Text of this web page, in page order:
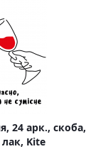
24 арк., скоба,
Kite